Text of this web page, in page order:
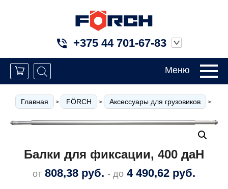
+375 44 701-67-83
Меню
Главная > FÖRCH > Аксессуары для грузовиков >
Балки для фиксации, 400 даН
от 808,38 руб. - до 4 490,62 руб.